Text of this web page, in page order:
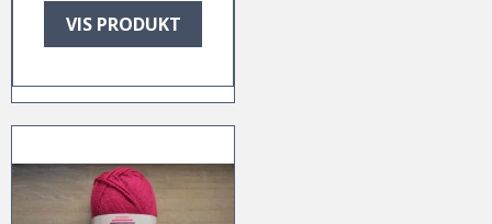
VIS PRODUKT